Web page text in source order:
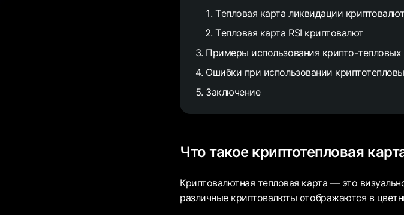
Tепловая карта ликвидации криптовалют
Tепловая карта RSI криптовалют
Примеры использования крипто-тепловых
Ошибки при использовании
Заключение
Что такое криптотепловая
Криптовалютная тепловая карта — это
различные криптовалюты отображаются в